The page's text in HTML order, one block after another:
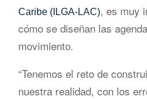
Caribe (ILGA-LAC), es muy
cómo se diseñan las
movimiento.
“Tenemos el reto de
nuestra realidad, con los